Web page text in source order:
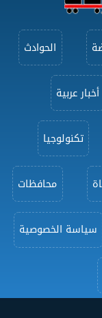
الحوادث
أخبار عربية
تكنولوجيا
محافظات
سياسة الخصوصية